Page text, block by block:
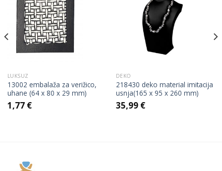
LUKSUZ
13002 embalaža za verižico,
uhane (64 x 80 x 29 mm)
1,77 €
DEKO
218430 deko material imitacija
usnja(165 x 95 x 260 mm)
35,99 €